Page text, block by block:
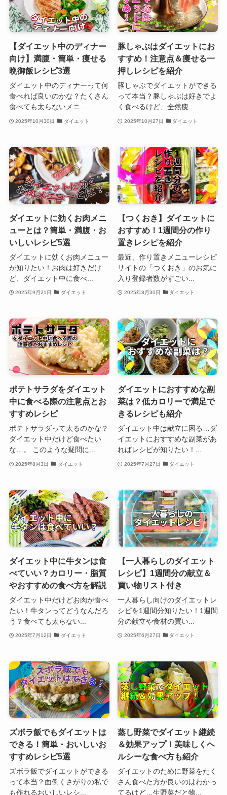
【ダイエット中のディナー
向け】満腹・簡単・痩せる
晩御飯レシピ3選
ダイエット中のディナーって何
食べれば良いのかな？たくさん
食べても太らないメニ...
2025年10月30日 ダイエット
豚しゃぶはダイエットにお
すすめ！注意点＆痩せる一
押しレシピを紹介
豚しゃぶでダイエットができる
って本当？豚しゃぶは好きでよ
く食べるけど、全然痩...
2025年10月27日 ダイエット
ダイエットに効くお肉メニ
ューとは？簡単・満腹・お
いしいレシピ5選
ダイエットに効くお肉メニュー
が知りたい！お肉は好きだけ
ど、ダイエット中に食べ...
2025年9月21日 ダイエット
【つくおき】ダイエットに
おすすめ！1週間分の作り
置きレシピを紹介
最近、作り置きメニューレシピ
サイトの「つくおき」のお気に
入り登録者数がすごい...
2025年8月30日 ダイエット
ポテトサラダをダイエット
中に食べる際の注意点とお
すすめレシピ
ポテトサラダって太るのかな？
ダイエット中だけど食べたい
な…。 このような疑問に...
2025年8月3日 ダイエット
ダイエットにおすすめな副
菜は？低カロリーで満足で
きるレシピも紹介
ダイエット中は献立に困る…ダ
イエットにおすすめな副菜があ
ればレシピが知りたい！...
2025年7月27日 ダイエット
ダイエット中に牛タンは食
べていい？カロリー・脂質
やおすすめの食べ方を解説
ダイエット中だけどお肉が食べ
たい！牛タンってどうなんだろ
う？食べても太らない...
2025年7月12日 ダイエット
【一人暮らしのダイエット
レシピ】1週間分の献立＆
買い物リスト付き
一人暮らし向けのダイエットレ
シピを1週間分知りたい！1週間
分の献立や食材の買い...
2025年6月27日 ダイエット
ズボラ飯でもダイエットは
できる！簡単・おいしいお
すすめレシピ5選
ズボラ飯でダイエットができる
って本当？面倒くさがりの私で
も作れるおいしいレシ...
蒸し野菜でダイエット継続
＆効果アップ！美味しくヘ
ルシーな食べ方も紹介
ダイエットのために野菜をたく
さん食べた方が良いのはわかっ
てるけど…生野菜だと物...